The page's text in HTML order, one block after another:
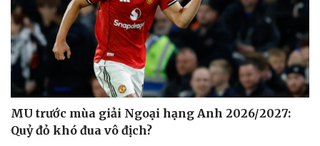
MU trước mùa giải Ngoại hạng Anh 2026/2027:
Quỷ đỏ khó đua vô địch?